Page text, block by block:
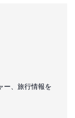
ー、旅行情報を